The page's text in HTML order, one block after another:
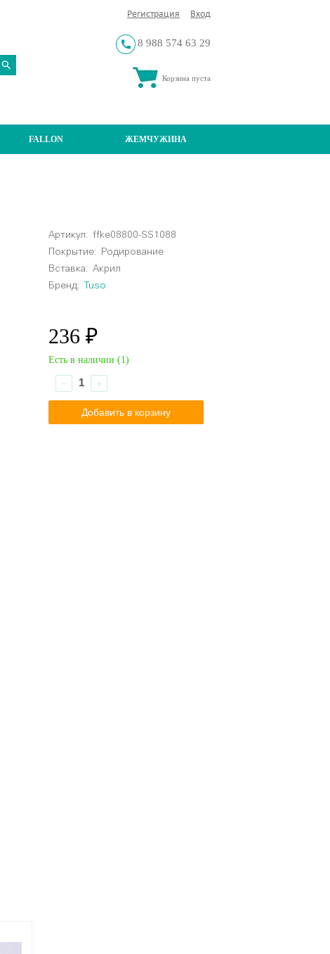
Регистрация Вход
8 988 574 63 29
Корзина пуста
FALLON ЖЕМЧУЖИНА
Артикул:
ffke08800-SS1088
Покрытие: Родирование
Вставка: Акрил
Бренд:
Tuso
236 ₽
Есть в наличии (1)
− +